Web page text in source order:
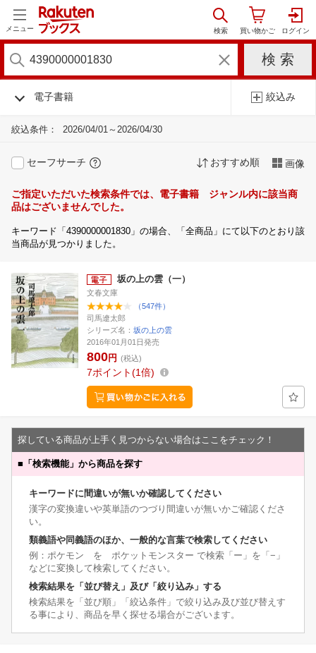
メニュー
電子書籍 絞込み
絞込条件： 2026/04/01～2026/04/30
セーフサーチ おすすめ順 画像
ご指定いただいた検索条件では、電子書籍 ジャンル内に該当商
品はございませんでした。
キーワード「4390000001830」の場合、「全商品」にて以下のとおり該
当商品が見つかりました。
坂の上の雲（一）
文春文庫
（547件）
司馬遼太郎
シリーズ名： 坂の上の雲
2016年01月01日発売
800円 (税込)
7ポイント 1倍
探している商品が上手く見つからない場合はここをチェック！
■ 「検索機能」から商品を探す
キーワードに間違いが無いか確認してください
漢字の変換違いや英単語のつづり間違いが無いかご確認くださ
い。
類義語や同義語のほか、一般的な言葉で検索してください
例：ポケモン を ポケットモンスター で検索「ー」を「−」
などに変換して検索してください。
検索結果を「並び替え」及び「絞り込み」する
検索結果を「並び順」「絞込条件」で絞り込み及び並び替えす
る事により、商品を早く探せる場合がございます。